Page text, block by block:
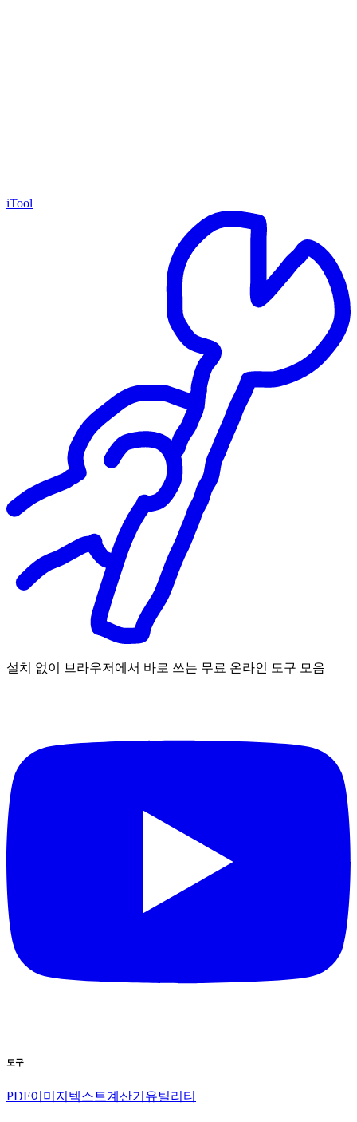
iTool
설치 없이 브라우저에서 바로 쓰는 무료 온라인 도구 모음
도구
PDF이미지 텍스트계산기 유틸리티